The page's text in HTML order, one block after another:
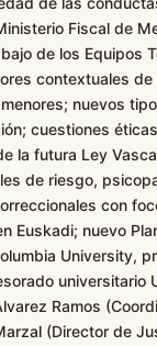
Fiscal de
de los Equipos
contextuales
nuevos
cuestiones
la futura Ley
de riesgo,
con
Euskadi; nuevo
University,
universitario
Ramos
(Director de